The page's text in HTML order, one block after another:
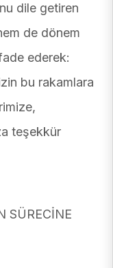
dile getiren
de dönem
ederek:
bu rakamlara
teşekkür
SÜRECİNE